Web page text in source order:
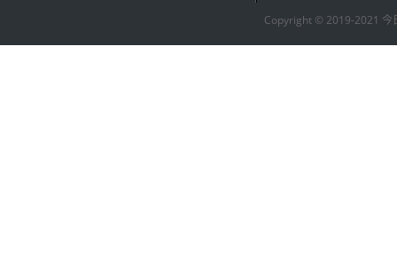
Copyright © 2019-2021 今